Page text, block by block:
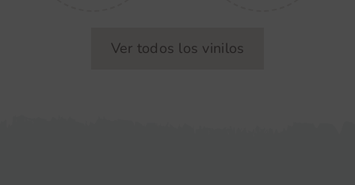
Ver todos los vinilos